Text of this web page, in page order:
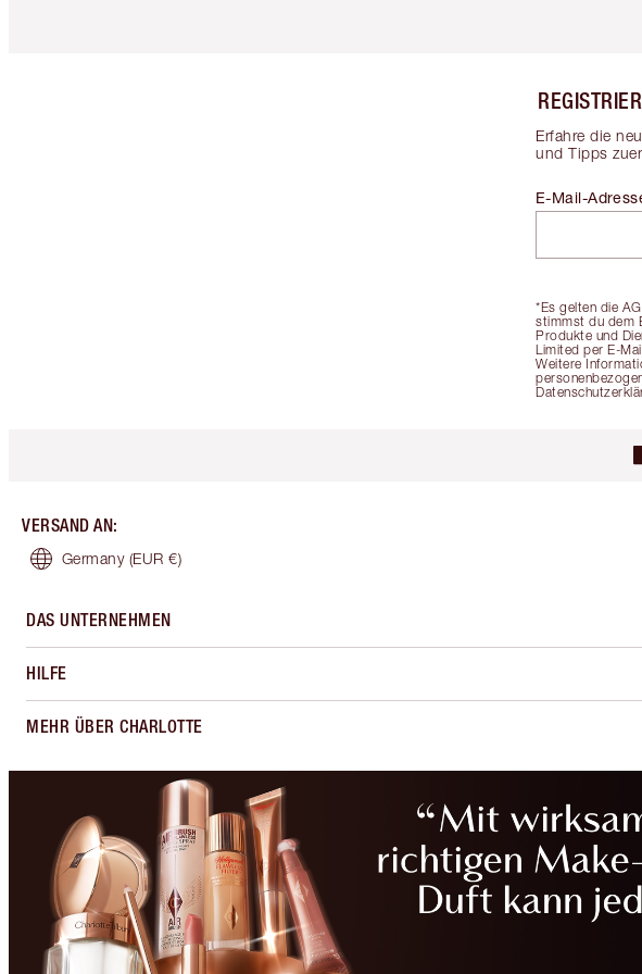
Erfahre die
und Tipps
*Es gelten die
stimmst du dem
Produkte und
Limited per E-
Weitere
E-Mail-
VERSAND AN:
Germany (EUR €)
DAS UNTERNEHMEN
HILFE
MEHR ÜBER CHARLOTTE